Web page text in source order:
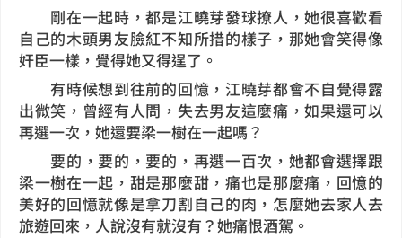
剛在一起時，都是江曉芽發球撩人，她很喜歡看
自己的木頭男友臉紅不知所措的樣子，那她會笑得像
奸臣一樣，覺得她又得逞了。
有時候想到往前的回憶，江曉芽都會不自覺得露
出微笑，曾經有人問，失去男友這麼痛，如果還可以
再選一次，她還要梁一樹在一起嗎？
要的，要的，要的，再選一百次，她都會選擇跟
梁一樹在一起，甜是那麼甜，痛也是那麼痛，回憶的
美好的回憶就像是拿刀割自己的肉，怎麼她去家人去
旅遊回來，人說沒有就沒有？她痛恨酒駕。